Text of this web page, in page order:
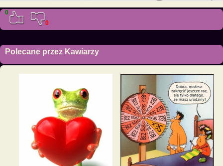
0
0
Polecane przez Kawiarzy